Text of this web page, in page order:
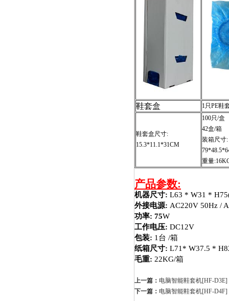
鞋套盒 1只PE鞋
鞋套盒尺寸:
15.3*11.1*31CM
100只/盒
42盒/箱
装箱尺寸:
重量
产品参数:
机器尺寸: L63 * W31 *
外接电源: AC220V 50Hz /
功率: 75W
工作电压: DC12V
包装: 1台 /箱
纸箱尺寸: L71 * W37.5 *
毛重: 22KG/箱
上一篇： 电脑智能鞋套机[HF-D3E]
下一篇： 电脑智能鞋套机[HF-D4F]